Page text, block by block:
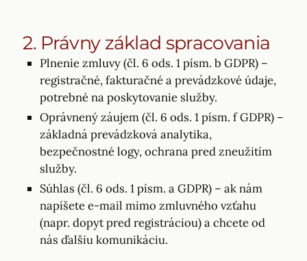
2. Právny základ spracovania
Plnenie zmluvy (čl. 6 ods. 1 písm. b GDPR) –
registračné, fakturačné a prevádzkové údaje,
potrebné na poskytovanie služby.
Oprávnený záujem (čl. 6 ods. 1 písm. f GDPR) –
základná prevádzková analytika,
bezpečnostné logy, ochrana pred zneužitím
služby.
Súhlas (čl. 6 ods. 1 písm. a GDPR) – ak nám
napíšete e-mail mimo zmluvného vzťahu
(napr. dopyt pred registráciou) a chcete od
nás ďalšiu komunikáciu.